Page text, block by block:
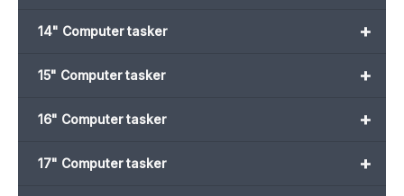
+
14" Computer tasker
+
15" Computer tasker
+
16" Computer tasker
+
17" Computer tasker